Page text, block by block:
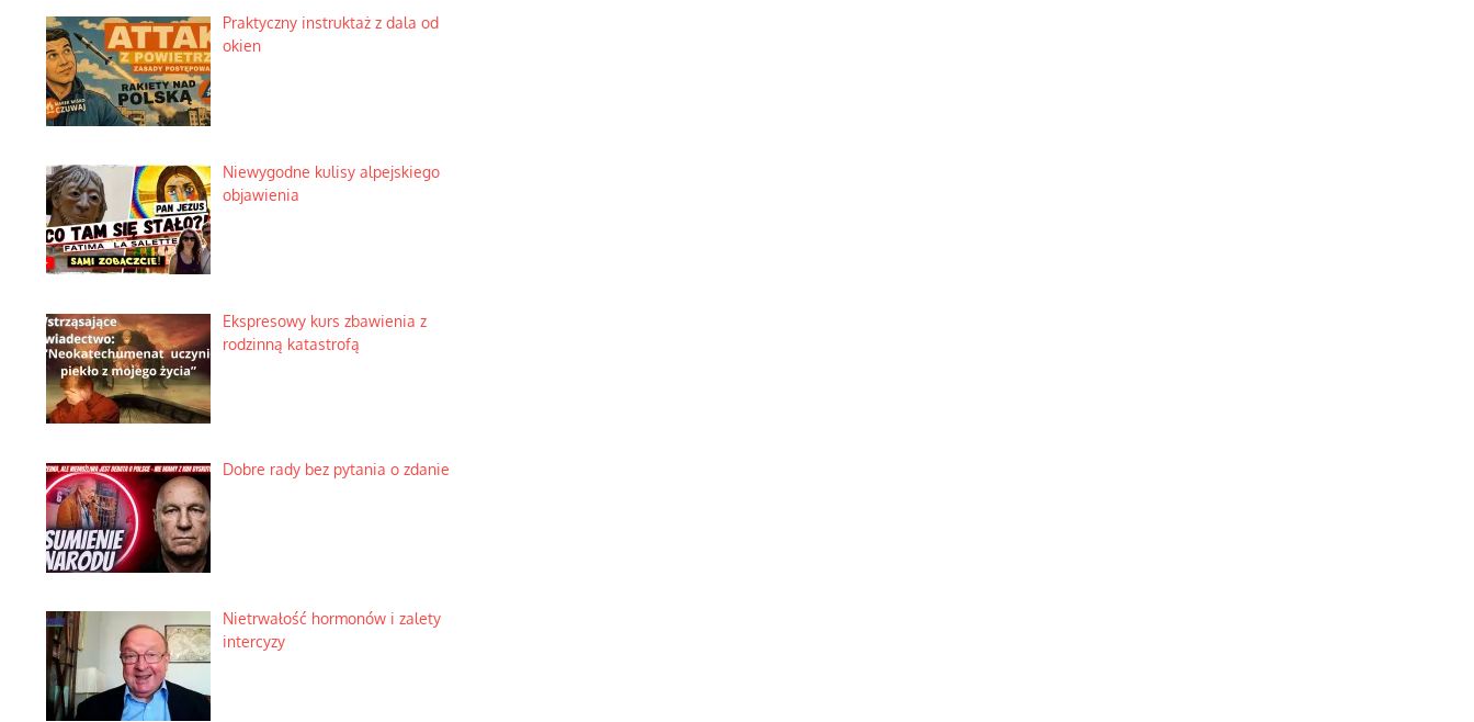
Praktyczny instruktaż z dala od
okien
Niewygodne kulisy alpejskiego
objawienia
Ekspresowy kurs zbawienia z
rodzinną katastrofą
Dobre rady bez pytania o zdanie
Nietrwałość hormonów i zalety
intercyzy